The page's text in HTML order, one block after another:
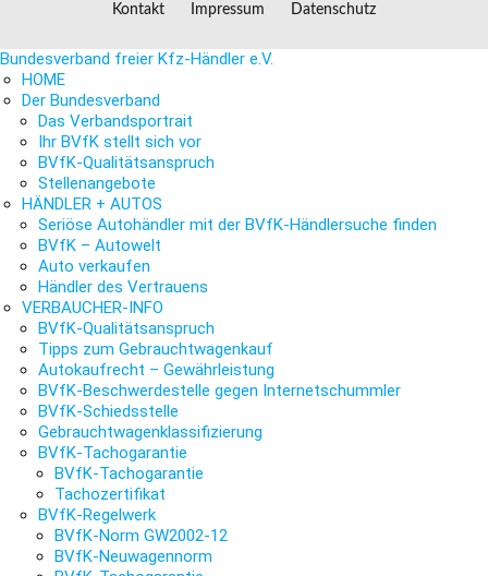
Kontakt Impressum Datenschutz
Bundesverband freier Kfz-Händler e.V.
HOME
Der Bundesverband
Das Verbandsportrait
Ihr BVfK stellt sich vor
BVfK-Qualitätsanspruch
Stellenangebote
HÄNDLER + AUTOS
Seriöse Autohändler mit der BVfK-Händlersuche finden
BVfK – Autowelt
Auto verkaufen
Händler des Vertrauens
VERBAUCHER-INFO
BVfK-Qualitätsanspruch
Tipps zum Gebrauchtwagenkauf
Autokaufrecht – Gewährleistung
BVfK-Beschwerdestelle gegen Internetschummler
BVfK-Schiedsstelle
Gebrauchtwagenklassifizierung
BVfK-Tachogarantie
BVfK-Tachogarantie
Tachozertifikat
BVfK-Regelwerk
BVfK-Norm GW2002-12
BVfK-Neuwagennorm